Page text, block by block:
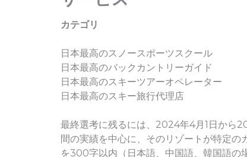
カテゴリ
日本最高のスノースポーツスクール
日本最高のバックカントリーガイド
日本最高のスキーツアーオペレーター
日本最高のスキー旅行代理店
最終選考に残るには、2024年4月1日から
間の実績を中心に、そのリゾートが特定の
を300字以内（日本語、中国語、韓国語の